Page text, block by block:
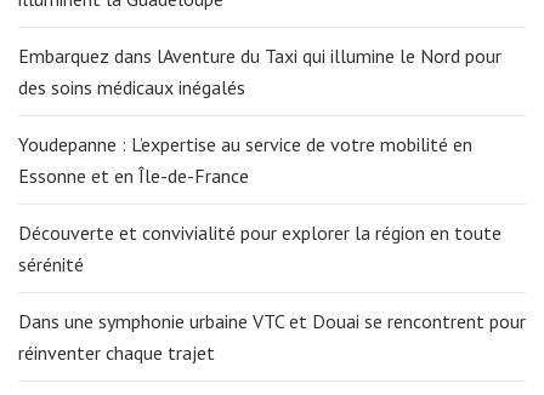
Embarquez dans lAventure du Taxi qui illumine le Nord pour
des soins médicaux inégalés
Youdepanne : L’expertise au service de votre mobilité en
Essonne et en Île-de-France
Découverte et convivialité pour explorer la région en toute
sérénité
Dans une symphonie urbaine VTC et Douai se rencontrent pour
réinventer chaque trajet